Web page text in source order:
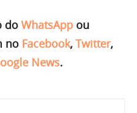
do WhatsApp ou
no Facebook, Twitter,
News.